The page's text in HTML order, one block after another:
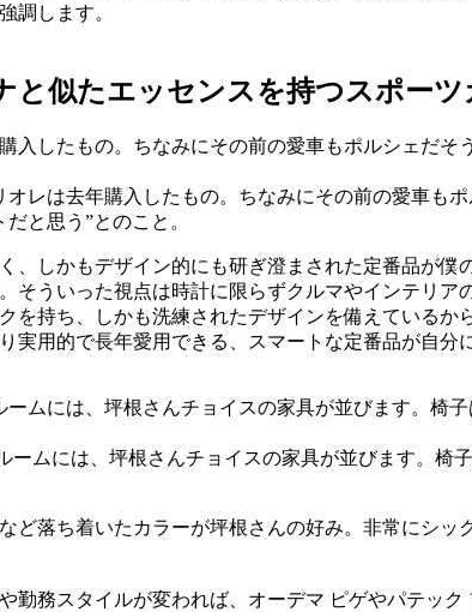
調します。
と似たエッセンスを持つスポーツ
レは去年購入したもの。ちなみにその前の愛車も
と思う”とのこと。
、しかもデザイン的にも研ぎ澄まされた定番品が僕
そういった視点は時計に限らずクルマやインテリ
を持ち、しかも洗練されたデザインを備えている
実用的で長年愛用できる、スマートな定番品が自分
ームには、坪根さんチョイスの家具が並びます。椅
ど落ち着いたカラーが坪根さんの好み。非常にシ
勤務スタイルが変われば、オーデマ ピゲやパテッ